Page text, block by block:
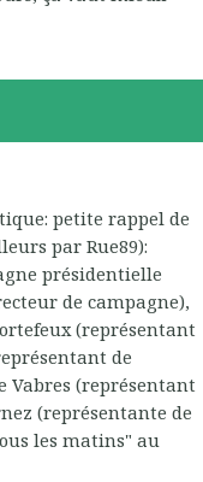
petite rappel de
par Rue89):
présidentielle
de campagne),
(représentant
de
Vabres (représentant
(représentante de
les matins" au